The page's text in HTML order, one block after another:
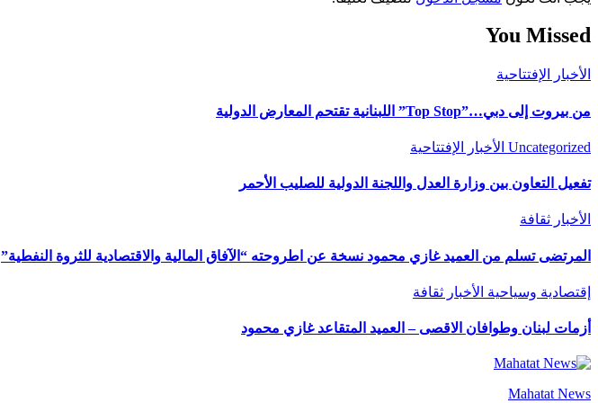
You Missed
الأخبار الإفتتاحية
من بيروت إلى دبي…”Top Stop” اللبنانية تقتحم المعارض الدولية
Uncategorized الأخبار الإفتتاحية
تفعيل التعاون بين وزارة العدل واللجنة الدولية للصليب الأحمر
الأخبار ثقافة
المرتضى تسلم من العميد غازي محمود نسخة عن اطروحته “الآفاق المالية والاقتصادية للثروة النفطية”
إقتصادية وسياحية الأخبار ثقافة
أزمات لبنان وطوافان الاقصى – العميد المتقاعد غازي محمود
Mahatat News